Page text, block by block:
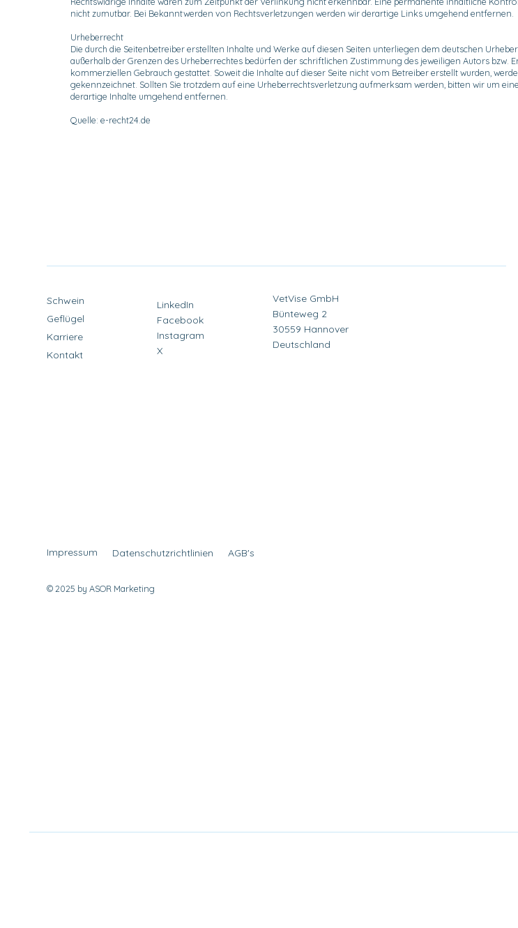
nicht zumutbar. Bei Bekanntwerden von Rechtsverletzungen werden wir derartige Links umgehend entfernen.
Urheberrecht
Die durch die Seitenbetreiber erstellten Inhalte und Werke auf diesen Seiten unterliegen dem deutschen
außerhalb der Grenzen des Urheberrechtes bedürfen der schriftlichen Zustimmung des jeweiligen Autors bzw.
kommerziellen Gebrauch gestattet. Soweit die Inhalte auf dieser Seite nicht vom Betreiber erstellt wurden,
gekennzeichnet. Sollten Sie trotzdem auf eine Urheberrechtsverletzung aufmerksam werden, bitten wir um
derartige Inhalte umgehend entfernen.
Quelle: e-recht24.de
Schwein
Geflügel
Karriere
Kontakt
LinkedIn
Facebook
Instagram
X
VetVise GmbH
Bünteweg 2
30559 Hannover
Deutschland
Impressum Datenschutzrichtlinien AGB's
© 2025 by ASOR Marketing